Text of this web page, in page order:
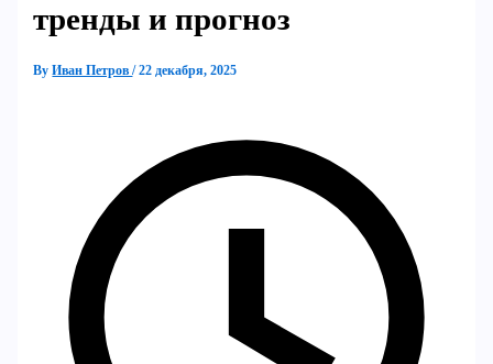
тренды и прогноз
ByИван Петров/22 декабря, 2025